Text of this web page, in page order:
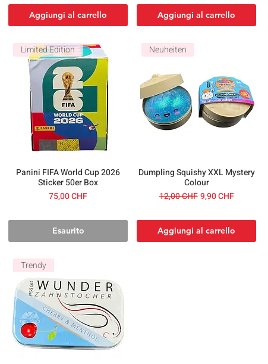
Aggiungi al carrello Aggiungi al carrello
Limited Edition
Panini FIFA World Cup 2026
Sticker 50er Box
Prezzo
75,00 CHF
Esaurito
Neuheiten
Dumpling Squishy XXL Mystery
Colour
Prezzo regolare
12,00 CHF Prezzo scontato
9,90 CHF
Aggiungi al carrello
Trendy